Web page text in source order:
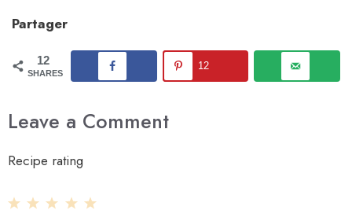
Partager
12
SHARES
12
Leave a Comment
Recipe rating